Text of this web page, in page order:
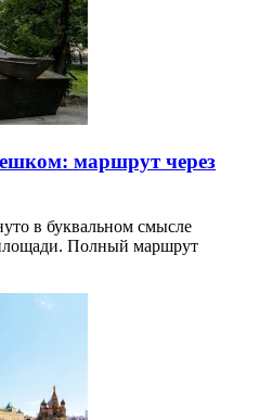
маршрут через
в буквальном смысле
Полный маршрут